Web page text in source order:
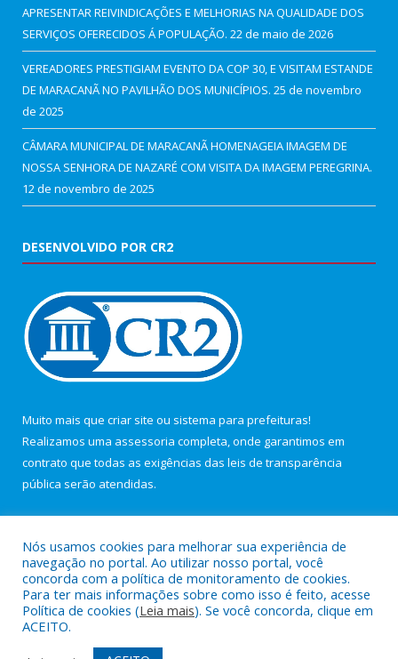
APRESENTAR REIVINDICAÇÕES E MELHORIAS NA QUALIDADE DOS
SERVIÇOS OFERECIDOS Á POPULAÇÃO. 22 de maio de 2026
VEREADORES PRESTIGIAM EVENTO DA COP 30, E VISITAM ESTANDE
DE MARACANÃ NO PAVILHÃO DOS MUNICÍPIOS. 25 de novembro
de 2025
CÂMARA MUNICIPAL DE MARACANÃ HOMENAGEIA IMAGEM DE
NOSSA SENHORA DE NAZARÉ COM VISITA DA IMAGEM PEREGRINA.
12 de novembro de 2025
DESENVOLVIDO POR CR2
Muito mais que criar site ou sistema para prefeituras!
Realizamos uma assessoria completa, onde garantimos em
contrato que todas as exigências das leis de transparência
pública serão atendidas.
Todos os direitos reservados a Câmara Municipal de Maracanã.
Nós usamos cookies para melhorar sua experiência de
navegação no portal. Ao utilizar nosso portal, você
concorda com a política de monitoramento de cookies.
Para ter mais informações sobre como isso é feito, acesse
Política de cookies (Leia mais). Se você concorda, clique em
ACEITO.